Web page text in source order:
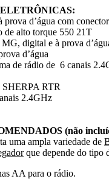
prova d’água com
alto torque 550 21T
digital e à prova
d’água
de rádio de 6 canais
RTR
2.4GHz
(não
uma ampla variedade de
que depende do tipo
AA para o rádio.